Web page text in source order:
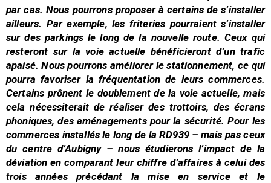
par cas. Nous pourrons proposer à certains de s’installer
ailleurs. Par exemple, les friteries pourraient s’installer
sur des parkings le long de la nouvelle route. Ceux qui
resteront sur la voie actuelle bénéficieront d’un trafic
apaisé. Nous pourrons améliorer le stationnement, ce qui
pourra favoriser la fréquentation de leurs commerces.
Certains prônent le doublement de la voie actuelle, mais
cela nécessiterait de réaliser des trottoirs, des écrans
phoniques, des aménagements pour la sécurité. Pour les
commerces installés le long de la RD939 – mais pas ceux
du centre d’Aubigny – nous étudierons l’impact de la
déviation en comparant leur chiffre d’affaires à celui des
trois années précédant la mise en service et le